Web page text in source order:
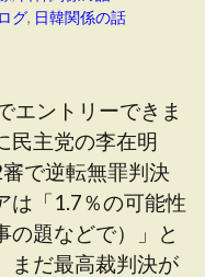
グ, 日韓関係の話
エントリーできま
民主党の李在明
審で逆転無罪判決
は「1.7％の可能性
の題などで）」と
まだ最高裁判決が